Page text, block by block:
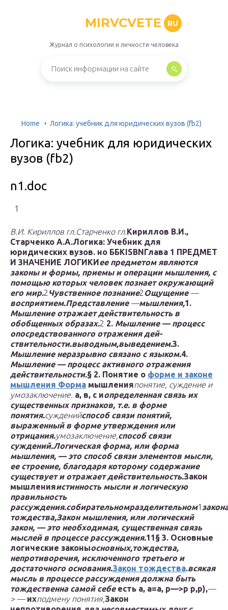
MIRVCVETE RU
Журнал о психологии и личности человека
Home Логика: учебник для юридических вузов (fb2)
Логика: учебник для юридических
вузов (fb2)
n1.doc
1
В.И. Кириллов гл.Старченко гл.Кириллов В.И.,
Старченко А.А.Логика: Учебник для
юридических вузов. но ББКISBNГлава 1 ПРЕДМЕТ
И 3НАЧЕНИЕ ЛОГИКИее предметом являются
законы и формы, приемы и операции мышления, с
помощью которых человек позна­ет окружающий
его мир.2 Чувственное познание2 Ощущение—
воспри­ятием.Представление—мышления,1.
Мышление отражает действительность в
обобщенных обра­зах.2 2. Мышление — процесс
опосредствованного отражения дей­
ствительности.вывод­ным,выведением.3.
Мышление неразрывно связано с языком.4.
Мышление — процесс активного отражения
действитель­ности.§ 2. Понятие о форме и законе
мышления Форма мышленияпонятие, суждение и
умозаклю­чение. а, в, с иопределенная связь их
существенных признаков, т.е. в форме
понятия.сужденийспособ связи поня­тий,
выраженный в форме утверждения или
отрицания.умозаключение,способ связи
суждений.Логическая форма, или форма
мышления, — это способ связи элементов мысли,
ее строение, благодаря которому содержание
существует и отражает действительность.Закон
мышленияистинность мысли и логическую
правильность
рассуждения.собирательномразделительном1
тож­дества,Закон мышления, или логический
закон, — это необходимая, существенная связь
мыслей в процессе рассуждения.11§ 3. Основные
логические законыосновных,тождества,
непротиворечия, исключенного третьего и
достаточного основания.Закон тождества.всякая
мысль в процессе рассуждения должна быть
тождественна самой себеесть а, а=а, р—>р р,р),—
> —ихподмену понятия,Закон